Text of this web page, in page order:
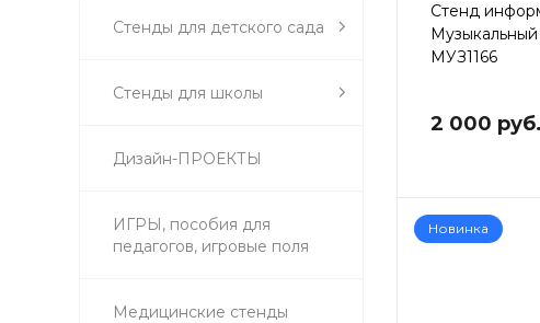
Стенды для детского сада
Стенды для школы
Дизайн-ПРОЕКТЫ
ИГРЫ, пособия для
педагогов, игровые поля
Медицинские стенды
Стенд
МУЗ1166
2 000 руб.
Новинка